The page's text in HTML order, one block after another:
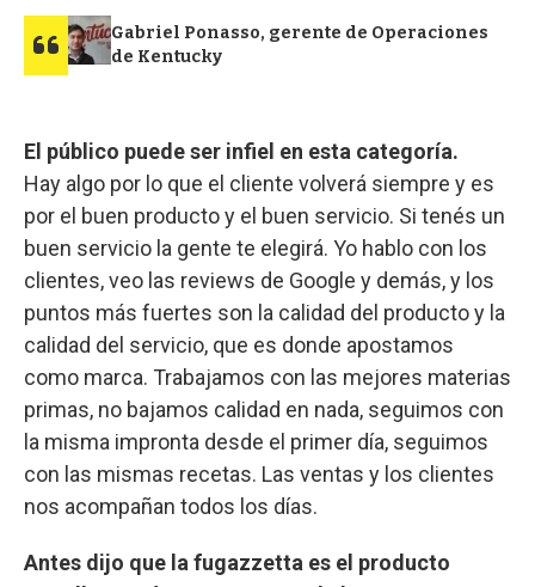
Gabriel Ponasso, gerente de Operaciones
de Kentucky
El público puede ser infiel en esta categoría.
Hay algo por lo que el cliente volverá siempre y es
por el buen producto y el buen servicio. Si tenés un
buen servicio la gente te elegirá. Yo hablo con los
clientes, veo las reviews de Google y demás, y los
puntos más fuertes son la calidad del producto y la
calidad del servicio, que es donde apostamos
como marca. Trabajamos con las mejores materias
primas, no bajamos calidad en nada, seguimos con
la misma impronta desde el primer día, seguimos
con las mismas recetas. Las ventas y los clientes
nos acompañan todos los días.
Antes dijo que la fugazzetta es el producto